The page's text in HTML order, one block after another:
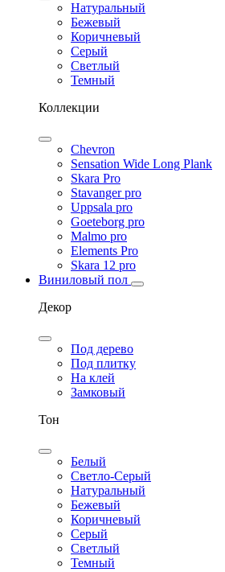
Натуральный
Бежевый
Коричневый
Серый
Светлый
Темный
Коллекции
Chevron
Sensation Wide Long Plank
Skara Pro
Stavanger pro
Uppsala pro
Goeteborg pro
Malmo pro
Elements Pro
Skara 12 pro
Виниловый пол
Декор
Под дерево
Под плитку
На клей
Замковый
Тон
Белый
Светло-Серый
Натуральный
Бежевый
Коричневый
Серый
Светлый
Темный